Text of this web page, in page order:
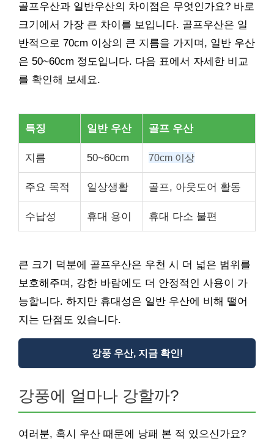
골프우산과 일반우산의 차이점은 무엇인가요? 바로
크기에서 가장 큰 차이를 보입니다. 골프우산은 일
반적으로 70cm 이상의 큰 지름을 가지며, 일반 우산
은 50~60cm 정도입니다. 다음 표에서 자세한 비교
를 확인해 보세요.
특징 일반 우산 골프 우산
지름 50~60cm 70cm 이상
주요 목적 일상생활 골프, 아웃도어 활동
수납성 휴대 용이 휴대 다소 불편
큰 크기 덕분에 골프우산은 우천 시 더 넓은 범위를
보호해주며, 강한 바람에도 더 안정적인 사용이 가
능합니다. 하지만 휴대성은 일반 우산에 비해 떨어
지는 단점도 있습니다.
강풍 우산, 지금 확인!
강풍에 얼마나 강할까?
여러분, 혹시 우산 때문에 낭패 본 적 있으신가요?